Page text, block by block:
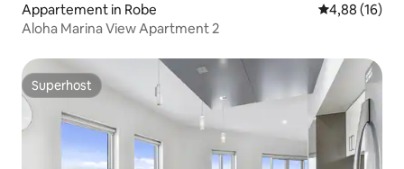
Appartement in Robe Gemiddelde
4,88 (16)
Aloha Marina View Apartment 2
Superhost
Superhost